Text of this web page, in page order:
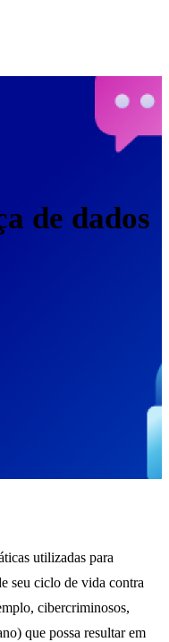
de dados
utilizadas para
seu ciclo de vida contra
cibercriminosos,
que possa resultar em